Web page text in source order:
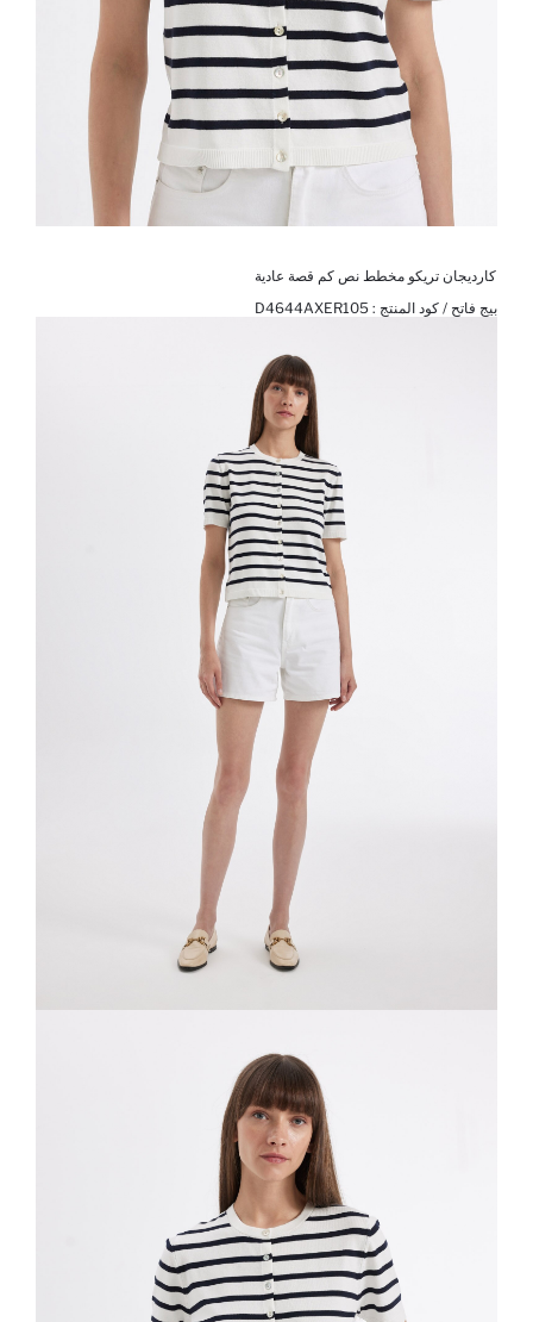
كارديجان تريكو مخطط نص كم قصة عادية
بيج فاتح / كود المنتج : D4644AXER105